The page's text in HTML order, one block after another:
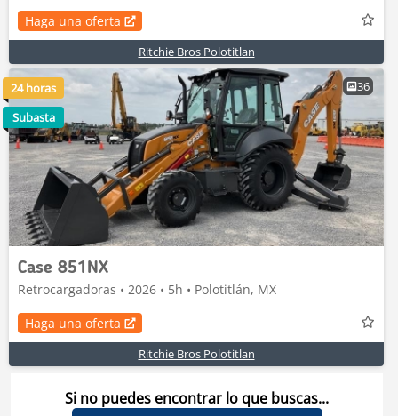
Haga una oferta
Ritchie Bros Polotitlan
36
Case 851NX
Retrocargadoras • 2026 • 5h • Polotitlán, MX
Haga una oferta
Ritchie Bros Polotitlan
24 horas
Subasta
Si no puedes encontrar lo que buscas...